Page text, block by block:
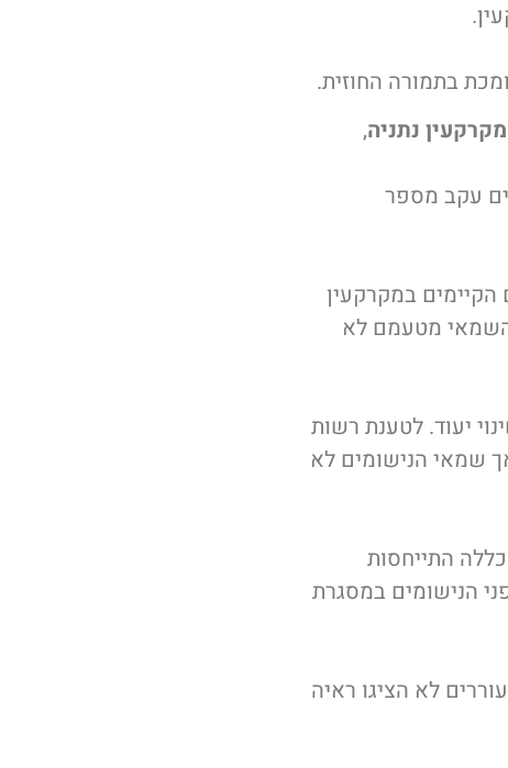
בתמורה החוזית.
נתניה,
עקב מספר
במקרקעין
השמאי מטעמם לא
יעוד. לטענת רשות
שמאי הנישומים לא
התייחסות
הנישומים במסגרת
לא הציגו ראיה